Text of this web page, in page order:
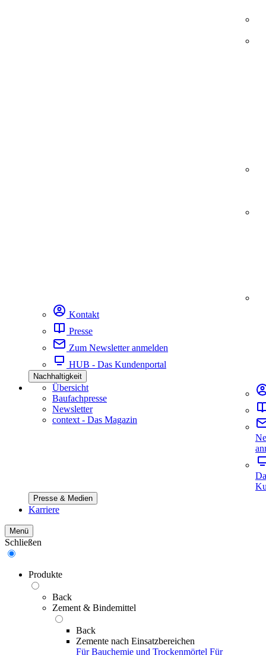
Kontakt
Presse
Zum Newsletter anmelden
HUB - Das Kundenportal
Nachhaltigkeit
Übersicht
Baufachpresse
Newsletter
context - Das Magazin
Presse & Medien
Karriere
Menü
Schließen
Produkte
Back
Zement & Bindemittel
Back
Zemente nach Einsatzbereichen
Für Bauchemie und Trockenmörtel Für